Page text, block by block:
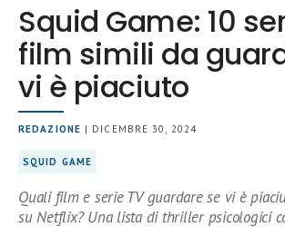
Squid Game: 10
film simili da
vi è piaciuto
REDAZIONE | DICEMBRE 30, 2024
SQUID GAME
Quali film e serie TV guardare se vi è
su Netflix? Una lista di thriller psicologici